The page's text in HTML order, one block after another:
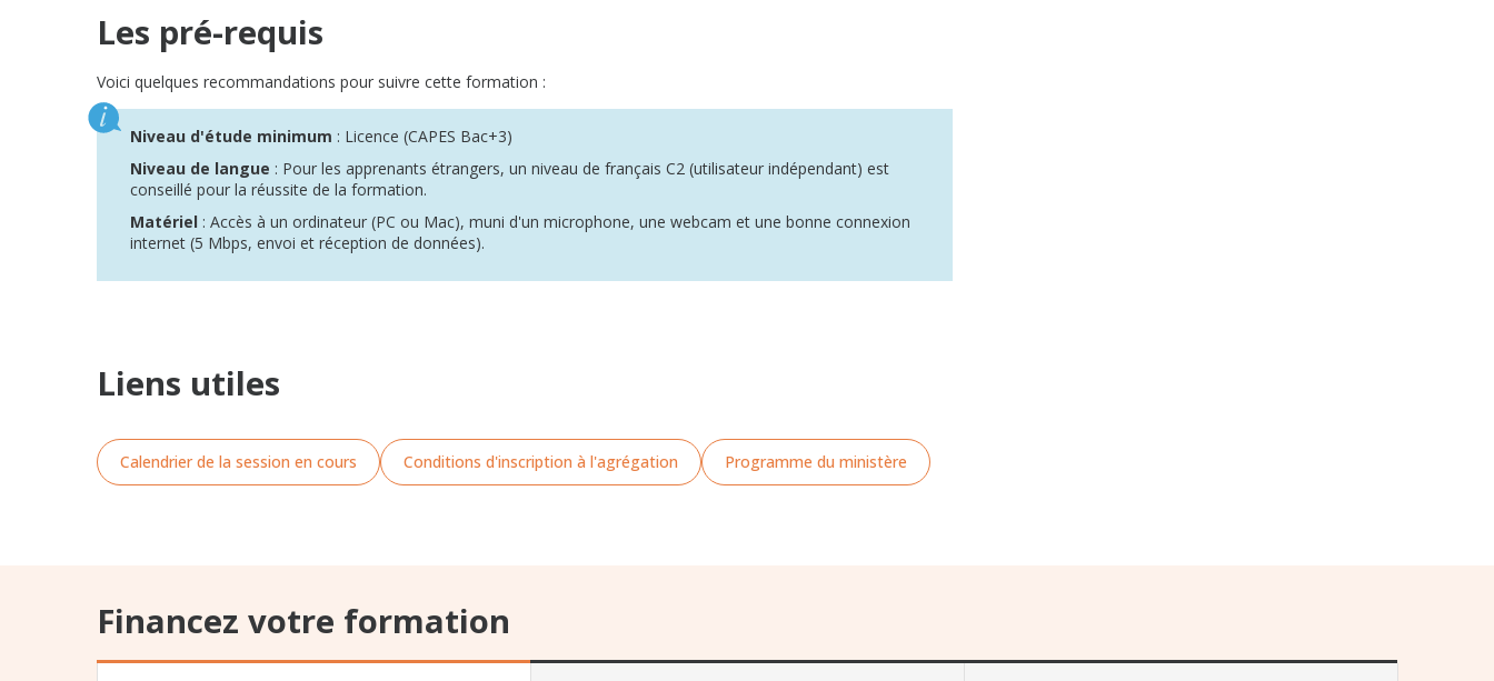
Les pré-requis
Voici quelques recommandations pour suivre cette formation :
Niveau d'étude minimum : Licence (CAPES Bac+3)
Niveau de langue : Pour les apprenants étrangers, un niveau de français C2 (utilisateur indépendant) est
conseillé pour la réussite de la formation.
Matériel : Accès à un ordinateur (PC ou Mac), muni d'un microphone, une webcam et une bonne connexion
internet (5 Mbps, envoi et réception de données).
Liens utiles
Calendrier de la session en cours Conditions d'inscription à l'agrégation Programme du ministère
Financez votre formation